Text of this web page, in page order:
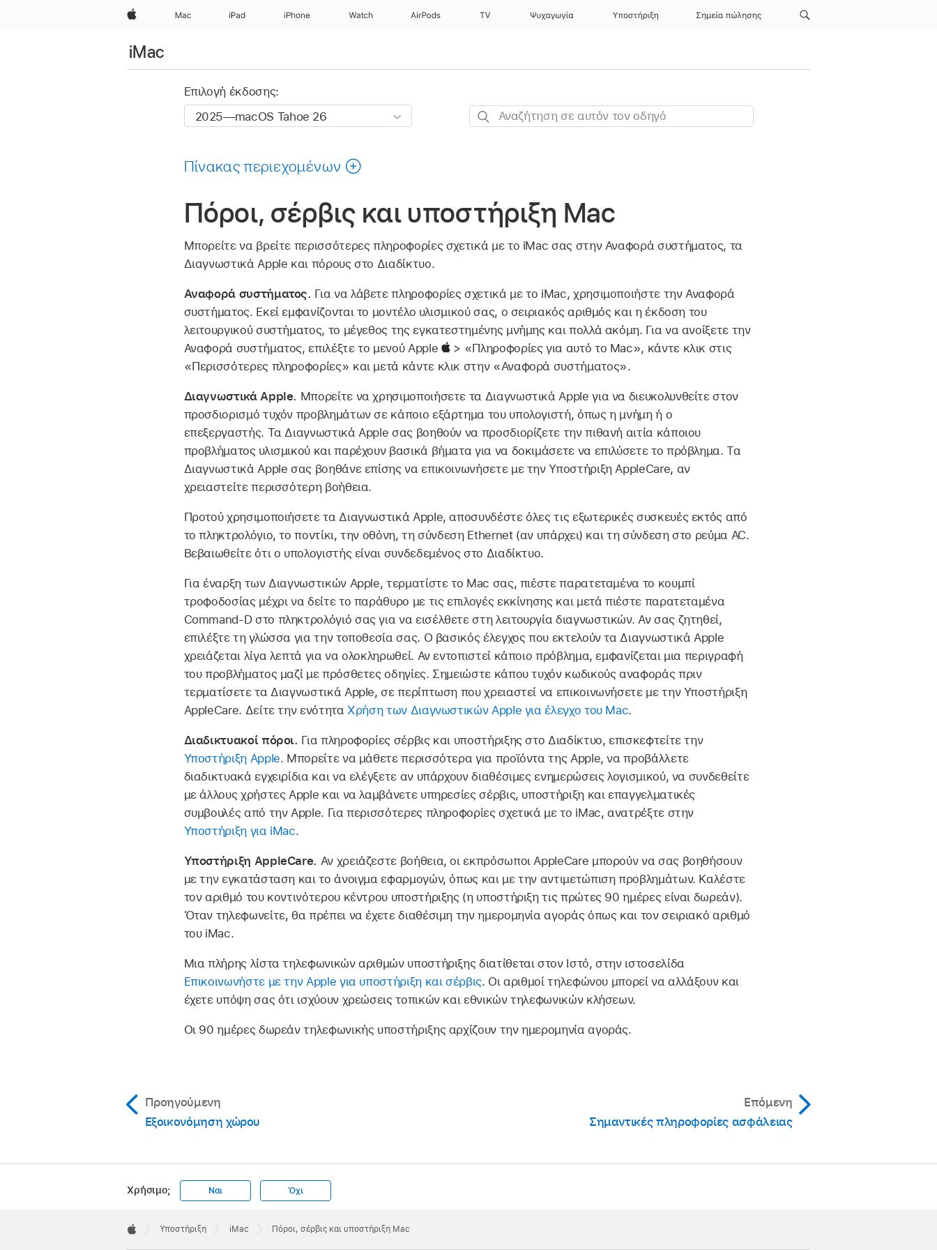
Apple Mac iPad iPhone Watch AirPods TV Ψυχαγωγία Υποστήριξη Σημεία πώλησης
iMac
Επιλογή έκδοσης:
Αναζήτηση
Πίνακας περιεχομένων
Πόροι, σέρβις και υποστήριξη Mac
Μπορείτε να βρείτε περισσότερες πληροφορίες σχετικά με το iMac σας στην Αναφορά συστήματος, τα
Διαγνωστικά Apple και πόρους στο Διαδίκτυο.
Αναφορά συστήματος. Για να λάβετε πληροφορίες σχετικά με το iMac, χρησιμοποιήστε την Αναφορά
συστήματος. Εκεί εμφανίζονται το μοντέλο υλισμικού σας, ο σειριακός αριθμός και η έκδοση του
λειτουργικού συστήματος, το μέγεθος της εγκατεστημένης μνήμης και πολλά ακόμη. Για να ανοίξετε την
Αναφορά συστήματος, επιλέξτε το μενού Apple
> «Πληροφορίες για αυτό το Mac», κάντε κλικ στις
«Περισσότερες πληροφορίες» και μετά κάντε κλικ στην «Αναφορά συστήματος».
Διαγνωστικά Apple. Μπορείτε να χρησιμοποιήσετε τα Διαγνωστικά Apple για να διευκολυνθείτε στον
προσδιορισμό τυχόν προβλημάτων σε κάποιο εξάρτημα του υπολογιστή, όπως η μνήμη ή ο
επεξεργαστής. Τα Διαγνωστικά Apple σας βοηθούν να προσδιορίζετε την πιθανή αιτία κάποιου
προβλήματος υλισμικού και παρέχουν βασικά βήματα για να δοκιμάσετε να επιλύσετε το πρόβλημα. Τα
Διαγνωστικά Apple σας βοηθάνε επίσης να επικοινωνήσετε με την Υποστήριξη AppleCare, αν
χρειαστείτε περισσότερη βοήθεια.
Προτού χρησιμοποιήσετε τα Διαγνωστικά Apple, αποσυνδέστε όλες τις εξωτερικές συσκευές εκτός από
το πληκτρολόγιο, το ποντίκι, την οθόνη, τη σύνδεση Ethernet (αν υπάρχει) και τη σύνδεση στο ρεύμα AC.
Βεβαιωθείτε ότι ο υπολογιστής είναι συνδεδεμένος στο Διαδίκτυο.
Για έναρξη των Διαγνωστικών Apple, τερματίστε το Mac σας, πιέστε παρατεταμένα το κουμπί
τροφοδοσίας μέχρι να δείτε το παράθυρο με τις επιλογές εκκίνησης και μετά πιέστε παρατεταμένα
Command-D στο πληκτρολόγιό σας για να εισέλθετε στη λειτουργία διαγνωστικών. Αν σας ζητηθεί,
επιλέξτε τη γλώσσα για την τοποθεσία σας. Ο βασικός έλεγχος που εκτελούν τα Διαγνωστικά Apple
χρειάζεται λίγα λεπτά για να ολοκληρωθεί. Αν εντοπιστεί κάποιο πρόβλημα, εμφανίζεται μια περιγραφή
του προβλήματος μαζί με πρόσθετες οδηγίες. Σημειώστε κάπου τυχόν κωδικούς αναφοράς πριν
τερματίσετε τα Διαγνωστικά Apple, σε περίπτωση που χρειαστεί να επικοινωνήσετε με την Υποστήριξη
AppleCare. Δείτε την ενότητα Χρήση των Διαγνωστικών Apple για έλεγχο του Mac.
Διαδικτυακοί πόροι. Για πληροφορίες σέρβις και υποστήριξης στο Διαδίκτυο, επισκεφτείτε την
Υποστήριξη Apple. Μπορείτε να μάθετε περισσότερα για προϊόντα της Apple, να προβάλλετε
διαδικτυακά εγχειρίδια και να ελέγξετε αν υπάρχουν διαθέσιμες ενημερώσεις λογισμικού, να συνδεθείτε
με άλλους χρήστες Apple και να λαμβάνετε υπηρεσίες σέρβις, υποστήριξη και επαγγελματικές
συμβουλές από την Apple. Για περισσότερες πληροφορίες σχετικά με το iMac, ανατρέξτε στην
Υποστήριξη για iMac.
Υποστήριξη AppleCare. Αν χρειάζεστε βοήθεια, οι εκπρόσωποι AppleCare μπορούν να σας βοηθήσουν
με την εγκατάσταση και το άνοιγμα εφαρμογών, όπως και με την αντιμετώπιση προβλημάτων. Καλέστε
τον αριθμό του κοντινότερου κέντρου υποστήριξης (η υποστήριξη τις πρώτες 90 ημέρες είναι δωρεάν).
Όταν τηλεφωνείτε, θα πρέπει να έχετε διαθέσιμη την ημερομηνία αγοράς όπως και τον σειριακό αριθμό
του iMac.
Μια πλήρης λίστα τηλεφωνικών αριθμών υποστήριξης διατίθεται στον Ιστό, στην ιστοσελίδα
Επικοινωνήστε με την Apple για υποστήριξη και σέρβις. Οι αριθμοί τηλεφώνου μπορεί να αλλάξουν και
έχετε υπόψη σας ότι ισχύουν χρεώσεις τοπικών και εθνικών τηλεφωνικών κλήσεων.
Οι 90 ημέρες δωρεάν τηλεφωνικής υποστήριξης αρχίζουν την ημερομηνία αγοράς.
Προηγούμενη
Εξοικονόμηση χώρου
Επόμενη
Σημαντικές πληροφορίες ασφάλειας
Χρήσιμο; Ναι Όχι
Footer

Υποστήριξη iMac Πόροι, σέρβις και υποστήριξη Mac